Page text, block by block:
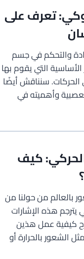
تعرف على
والتحكم في جسم
التي يقوم بها
الحركات. سنناقش أيضًا
وأهميته في
كيف
بالعالم من حولنا من
يترجم هذه الإشارات
كيفية عمل هذين
الشعور بالحرارة أو